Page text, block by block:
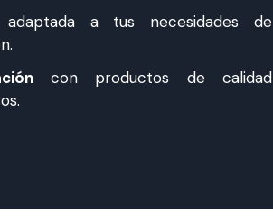
adaptada a tus necesidades de
con productos de calidad